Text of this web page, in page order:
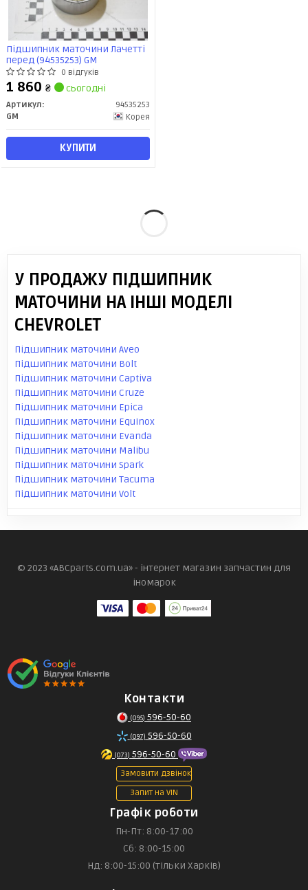
Підшипник маточини Лачетті
перед (94535253) GM
0 відгуків
1 860 ₴ сьогодні
Артикул:
94535253
GM
Корея
КУПИТИ
У ПРОДАЖУ ПІДШИПНИК
МАТОЧИНИ НА ІНШІ МОДЕЛІ
CHEVROLET
Підшипник маточини Aveo
Підшипник маточини Bolt
Підшипник маточини Captiva
Підшипник маточини Cruze
Підшипник маточини Epica
Підшипник маточини Equinox
Підшипник маточини Evanda
Підшипник маточини Malibu
Підшипник маточини Spark
Підшипник маточини Tacuma
Підшипник маточини Volt
© 2023 «ABCparts.com.ua» - інтернет магазин запчастин для
іномарок
Контакти
(095) 596-50-60
(097) 596-50-60
(073) 596-50-60
Замовити дзвінок
Запит на VIN
Графік роботи
Пн-Пт: 8:00-17:00
Сб: 8:00-15:00
Нд: 8:00-15:00 (тільки Харків)